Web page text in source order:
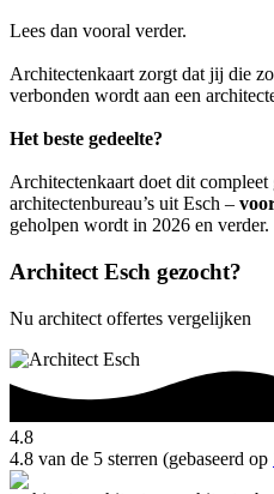
Lees dan vooral verder.
Architectenkaart zorgt dat jij die
verbonden wordt aan een
Het beste gedeelte?
Architectenkaart doet dit
architectenbureau’s uit Esch –
geholpen wordt in 2026 en verder.
Architect Esch gezocht?
Nu architect offertes vergelijken
4.8
4.8 van de 5 sterren (gebaseerd op